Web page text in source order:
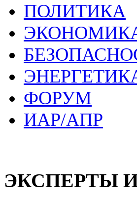
ПОЛИТИКА
ФОРУМ
ИАР/АПР
ЭКСПЕРТЫ